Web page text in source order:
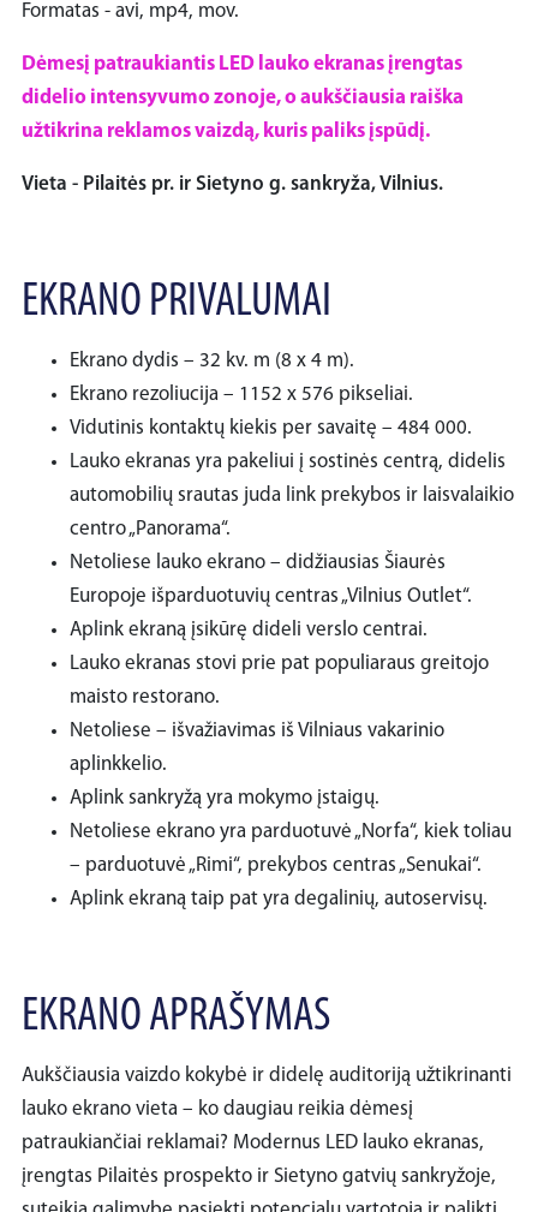
Formatas - avi, mp4, mov.
Dėmesį patraukiantis LED lauko ekranas įrengtas
didelio intensyvumo zonoje, o aukščiausia raiška
užtikrina reklamos vaizdą, kuris paliks įspūdį.
Vieta - Pilaitės pr. ir Sietyno g. sankryža, Vilnius.
EKRANO PRIVALUMAI
Ekrano dydis – 32 kv. m (8 x 4 m).
Ekrano rezoliucija – 1152 x 576 pikseliai.
Vidutinis kontaktų kiekis per savaitę – 484 000.
Lauko ekranas yra pakeliui į sostinės centrą, didelis
automobilių srautas juda link prekybos ir laisvalaikio
centro „Panorama“.
Netoliese lauko ekrano – didžiausias Šiaurės
Europoje išparduotuvių centras „Vilnius Outlet“.
Aplink ekraną įsikūrę dideli verslo centrai.
Lauko ekranas stovi prie pat populiaraus greitojo
maisto restorano.
Netoliese – išvažiavimas iš Vilniaus vakarinio
aplinkkelio.
Aplink sankryžą yra mokymo įstaigų.
Netoliese ekrano yra parduotuvė „Norfa“, kiek toliau
– parduotuvė „Rimi“, prekybos centras „Senukai“.
Aplink ekraną taip pat yra degalinių, autoservisų.
EKRANO APRAŠYMAS
Aukščiausia vaizdo kokybė ir didelę auditoriją užtikrinanti
lauko ekrano vieta – ko daugiau reikia dėmesį
patraukiančiai reklamai? Modernus LED lauko ekranas,
įrengtas Pilaitės prospekto ir Sietyno gatvių sankryžoje,